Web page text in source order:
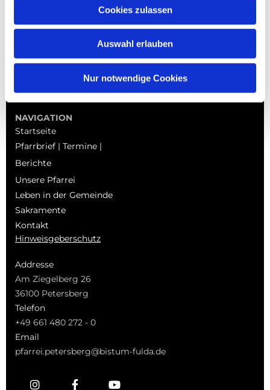
Cookies zulassen
Auswahl erlauben
Nur notwendige Cookies
NAVIGATION
Startseite
Pfarrbrief | Termine |
Berichte
Unsere Pfarrei
Leben in der Gemeinde
Sakramente
Kontakt
Hinweisgeberschutz
Addresse
Am Ziegelberg 26
36100 Petersberg
Telefon
+49 661 480 272 - 0
Email
pfarrei.petersberg@bistum-fulda.de